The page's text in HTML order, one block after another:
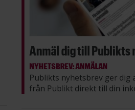
Anmäl dig till Publikts
NYHETSBREV: ANMÄLAN
Publikts nyhetsbrev ger dig
från Publikt direkt till din